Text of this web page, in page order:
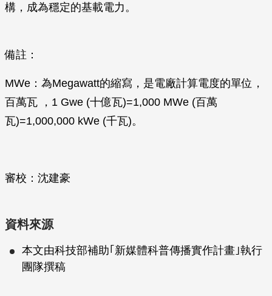
構，成為穩定的基載電力。
備註：
MWe：為Megawatt的縮寫，是電廠計算電度的單位，
百萬瓦 ，1 Gwe (十億瓦)=1,000 MWe (百萬
瓦)=1,000,000 kWe (千瓦)。
審校：沈建豪
資料來源
本文由科技部補助｢新媒體科普傳播實作計畫｣執行
團隊撰稿